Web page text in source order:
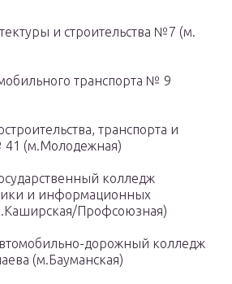
и строительства №7 (м.
транспорта № 9
транспорта и
41 (м.Молодежная)
колледж
и информационных
Профсоюзная)
дорожный колледж
(м.Бауманская)